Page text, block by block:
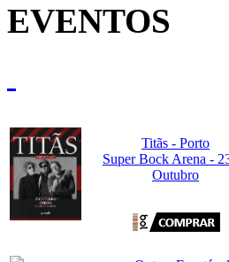
EVENTOS
Titãs - Porto
Super Bock Arena -
Outubro